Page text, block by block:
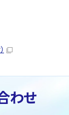
わせ